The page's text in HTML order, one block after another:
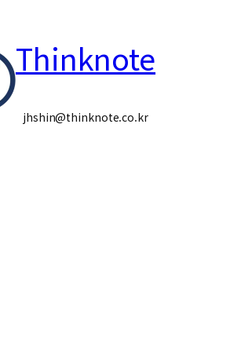
Thinknote
jhshin@thinknote.co.kr